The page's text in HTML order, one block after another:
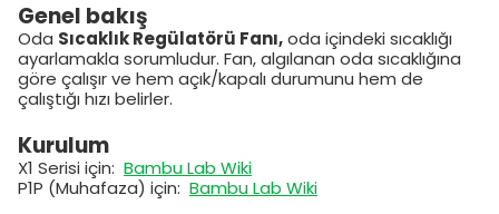
Genel bakış
Oda Sıcaklık Regülatörü Fanı,oda içindeki sıcaklığı
ayarlamakla sorumludur. Fan, algılanan oda sıcaklığına
göre çalışır ve hem açık/kapalı durumunu hem de
çalıştığı hızı belirler.
Kurulum
X1 Serisi için: Bambu Lab Wiki
P1P (Muhafaza) için: Bambu Lab Wiki